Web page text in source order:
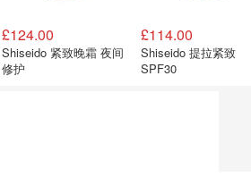
£124.00
Shiseido 紧致晚霜 夜间
修护
£114.00
Shiseido 提拉紧致日
SPF30